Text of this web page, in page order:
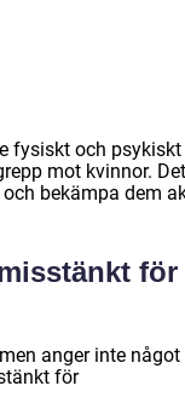
fysiskt och psykiskt
mot kvinnor.
bekämpa dem
för
anger inte något
för